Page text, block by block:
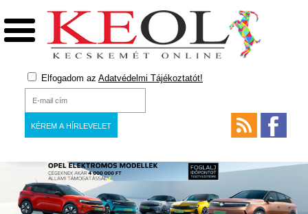
Elfogadom az Adatvédelmi Tájékoztatót!